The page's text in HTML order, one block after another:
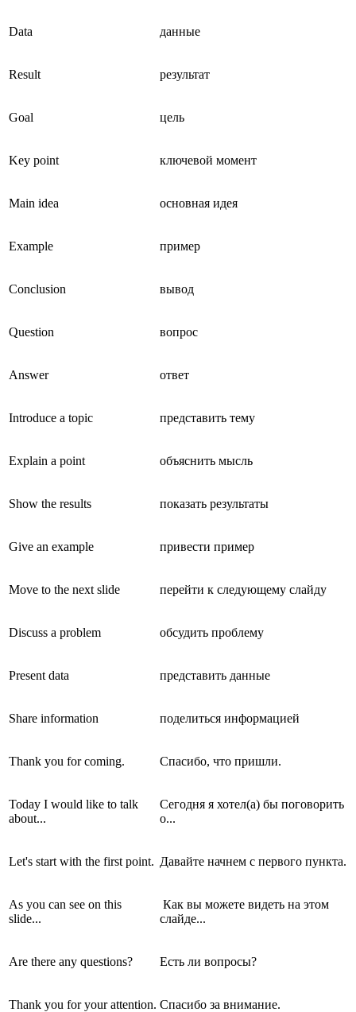
Data данные
Result результат
Goal цель
Key point ключевой момент
Main idea основная идея
Example пример
Conclusion вывод
Question вопрос
Answer ответ
Introduce a topic представить тему
Explain a point объяснить мысль
Show the results показать результаты
Give an example привести пример
Move to the next slide перейти к следующему слайду
Discuss a problem обсудить проблему
Present data представить данные
Share information поделиться информацией
Thank you for coming. Спасибо, что пришли.
Today I would like to talk
about...
Сегодня я хотел(а) бы поговорить
о...
Let's start with the first point. Давайте начнем с первого пункта.
As you can see on this
slide...
Как вы можете видеть на этом
слайде...
Are there any questions? Есть ли вопросы?
Thank you for your attention. Спасибо за внимание.